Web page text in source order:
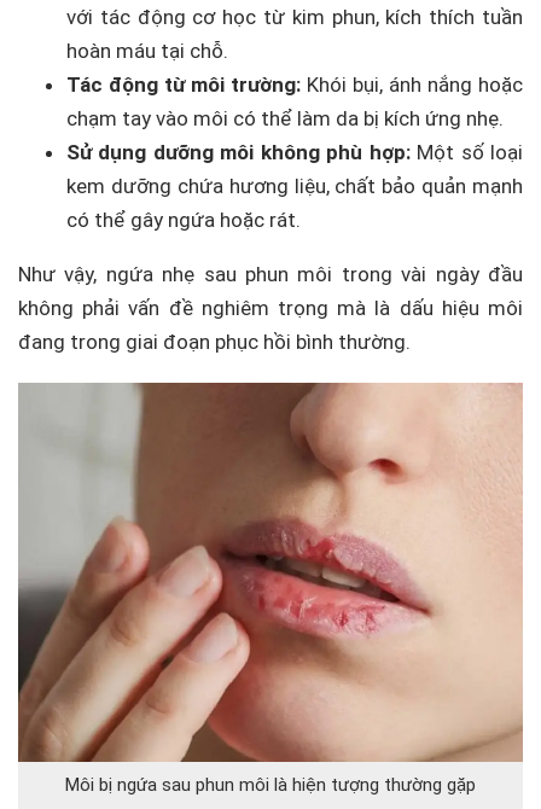
với tác động cơ học từ kim phun, kích thích tuần
hoàn máu tại chỗ.
Tác động từ môi trường: Khói bụi, ánh nắng hoặc
chạm tay vào môi có thể làm da bị kích ứng nhẹ.
Sử dụng dưỡng môi không phù hợp:Một số loại
kem dưỡng chứa hương liệu, chất bảo quản mạnh
có thể gây ngứa hoặc rát.
Như vậy, ngứa nhẹ sau phun môi trong vài ngày đầu
không phải vấn đề nghiêm trọng mà là dấu hiệu môi
đang trong giai đoạn phục hồi bình thường.
Môi bị ngứa sau phun môi là hiện tượng thường gặp